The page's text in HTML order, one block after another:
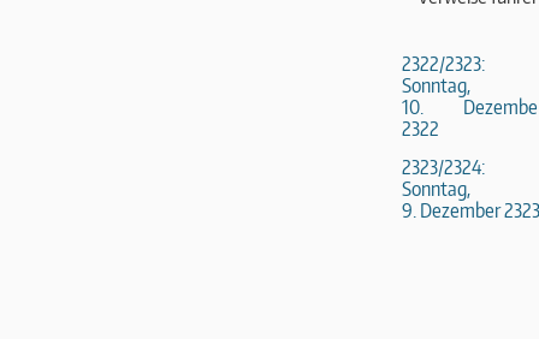
2322/2323:
Sonntag,
10.
2322
2323/2324:
Sonntag,
9. Dezember 2323